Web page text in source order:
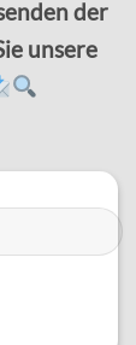
der
unsere